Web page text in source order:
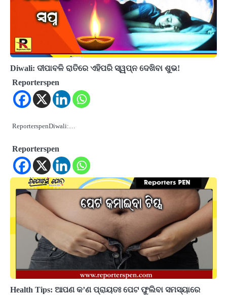
Diwali: ଦୀପାବଳି ରାତିରେ ଏହିପରି ସ୍ୱପ୍ନ ଦେଖିବା ଶୁଭ!
Reporterspen
ReporterspenDiwali:…
Reporterspen
Health Tips: ଆପଣ କ’ଣ ପ୍ରାୟତଃ ପେଟ ଫୁଲିବା ସମସ୍ୟାରେ